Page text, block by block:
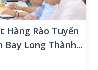
Hàng Rào Tuyến
Long Thành...